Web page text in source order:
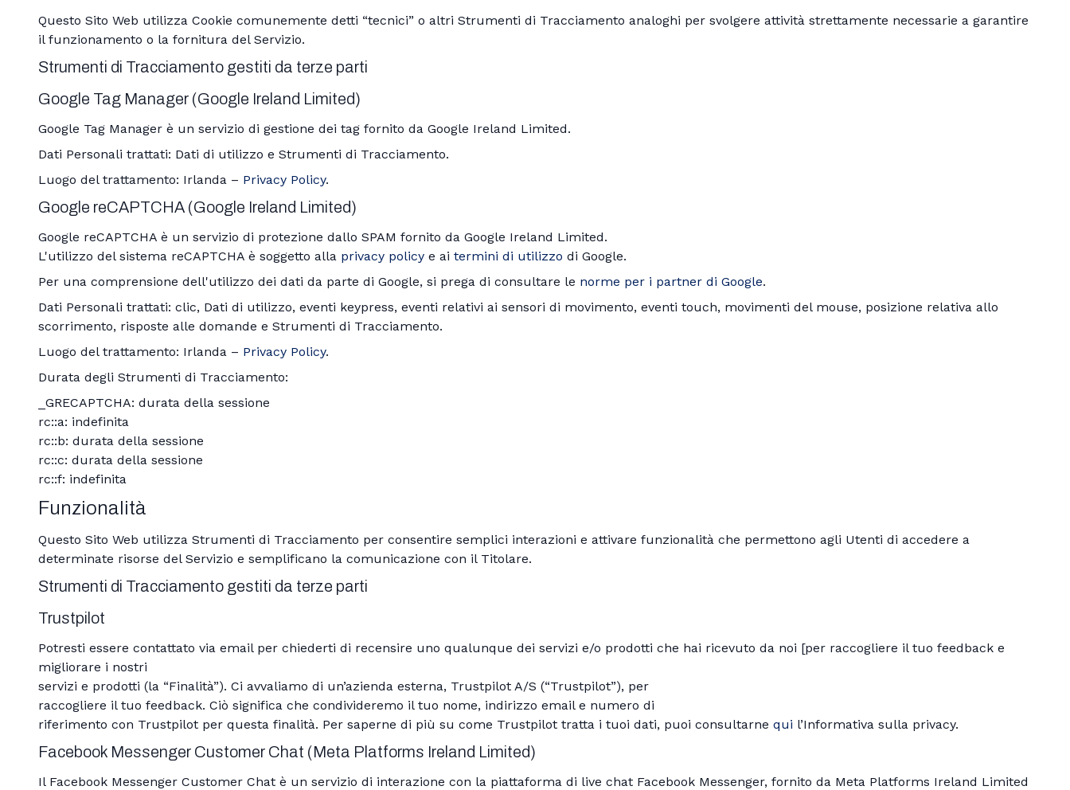
Questo Sito Web utilizza Cookie comunemente detti “tecnici” o altri Strumenti di Tracciamento analoghi per svolgere attività strettamente necessarie a garantire
il funzionamento o la fornitura del Servizio.
Strumenti di Tracciamento gestiti da terze parti
Google Tag Manager (Google Ireland Limited)
Google Tag Manager è un servizio di gestione dei tag fornito da Google Ireland Limited.
Dati Personali trattati: Dati di utilizzo e Strumenti di Tracciamento.
Luogo del trattamento: Irlanda – Privacy Policy.
Google reCAPTCHA (Google Ireland Limited)
Google reCAPTCHA è un servizio di protezione dallo SPAM fornito da Google Ireland Limited.
L'utilizzo del sistema reCAPTCHA è soggetto alla privacy policy e ai termini di utilizzo di Google.
Per una comprensione dell'utilizzo dei dati da parte di Google, si prega di consultare le norme per i partner di Google.
Dati Personali trattati: clic, Dati di utilizzo, eventi keypress, eventi relativi ai sensori di movimento, eventi touch, movimenti del mouse, posizione relativa allo
scorrimento, risposte alle domande e Strumenti di Tracciamento.
Luogo del trattamento: Irlanda – Privacy Policy.
Durata degli Strumenti di Tracciamento:
_GRECAPTCHA: durata della sessione
rc::a: indefinita
rc::b: durata della sessione
rc::c: durata della sessione
rc::f: indefinita
Funzionalità
Questo Sito Web utilizza Strumenti di Tracciamento per consentire semplici interazioni e attivare funzionalità che permettono agli Utenti di accedere a
determinate risorse del Servizio e semplificano la comunicazione con il Titolare.
Strumenti di Tracciamento gestiti da terze parti
Trustpilot
Potresti essere contattato via email per chiederti di recensire uno qualunque dei servizi e/o prodotti che hai ricevuto da noi [per raccogliere il tuo feedback e
migliorare i nostri
servizi e prodotti (la “Finalità”). Ci avvaliamo di un’azienda esterna, Trustpilot A/S (“Trustpilot”), per
raccogliere il tuo feedback. Ciò significa che condivideremo il tuo nome, indirizzo email e numero di
riferimento con Trustpilot per questa finalità. Per saperne di più su come Trustpilot tratta i tuoi dati, puoi consultarne qui l’Informativa sulla privacy.
Facebook Messenger Customer Chat (Meta Platforms Ireland Limited)
Il Facebook Messenger Customer Chat è un servizio di interazione con la piattaforma di live chat Facebook Messenger, fornito da Meta Platforms Ireland Limited